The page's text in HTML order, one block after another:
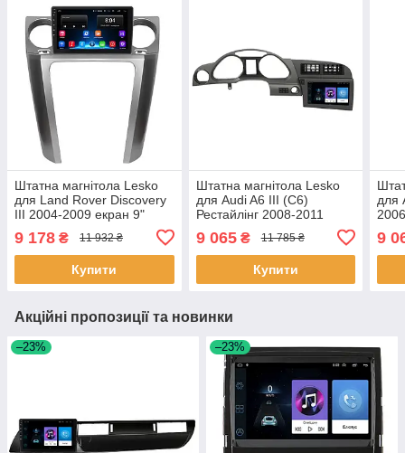
Штатна магнітола Lesko
для Land Rover Discovery
III 2004-2009 екран 9"
2/32Gb Wi-Fi GPS Base 3
шт.
9 178 ₴ 11 932 ₴
Купити
Штатна магнітола Lesko
для Audi A6 III (C6)
Рестайлінг 2008-2011
екран 9" 1/16Gb Wi-Fi GPS
Base 1 шт.
9 065₴ 11 785 ₴
Купити
для
шт.
9
Акційні пропозиції та новинки
–23% –23%